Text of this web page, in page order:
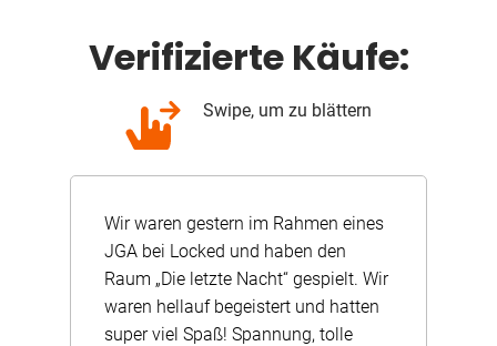
Verifizierte Käufe:
Swipe, um zu blättern
Wir waren gestern im Rahmen eines
JGA bei Locked und haben den
Raum „Die letzte Nacht“ gespielt. Wir
waren hellauf begeistert und hatten
super viel Spaß! Spannung, tolle